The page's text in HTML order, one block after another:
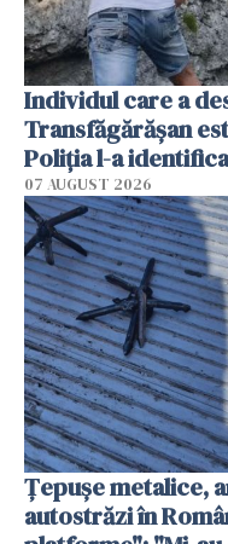
Individul care a
Transfăgărășan
Poliția l-a
07 AUGUST 2026
Țepușe metalice,
autostrăzi în